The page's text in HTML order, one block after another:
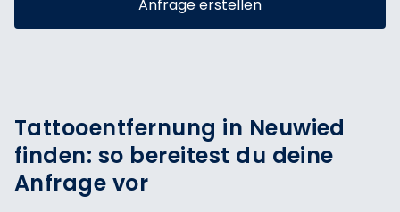
Anfrage erstellen
Tattooentfernung in Neuwied
finden: so bereitest du deine
Anfrage vor